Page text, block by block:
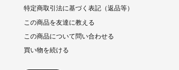
特定商取引法に基づく表記（返品等）
この商品を友達に教える
この商品について問い合わせる
買い物を続ける